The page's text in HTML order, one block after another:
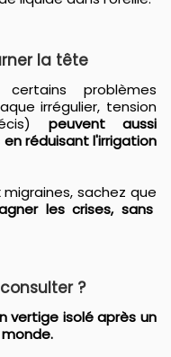
la tête
irrégulier, tension
peuvent aussi
réduisant l'irrigation
sachez que
les crises, sans
?
vertige isolé après un